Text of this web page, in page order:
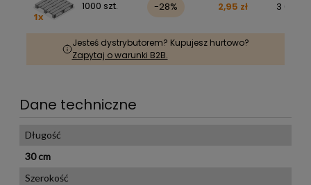
1000 szt. -28% 2,95 zł 3
Jesteś dystrybutorem? Kupujesz hurtowo?
Zapytaj o warunki B2B.
Dane techniczne
Długość
30 cm
Szerokość